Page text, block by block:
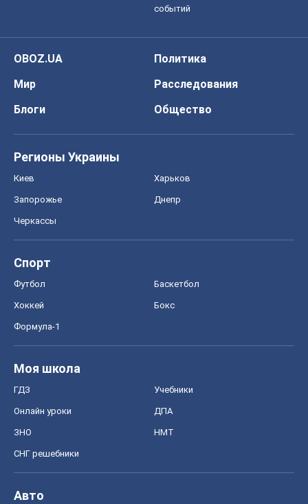
событий
OBOZ.UA
Политика
Мир
Расследования
Блоги
Общество
Регионы Украины
Киев Харьков
Запорожье Днепр
Черкассы
Спорт
Футбол Баскетбол
Хоккей Бокс
Формула-1
Моя школа
ГДЗ Учебники
Онлайн уроки ДПА
ЗНО НМТ
СНГ решебники
Авто